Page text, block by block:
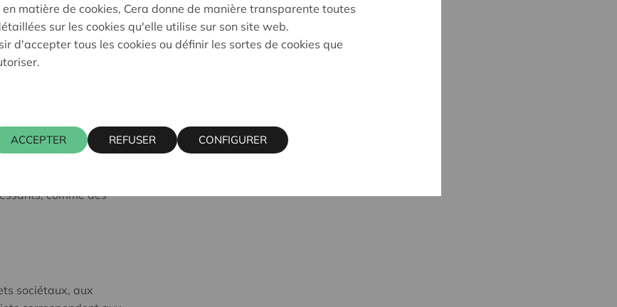
SA. Cet
futur de ce groupe.
indirect.
à tous ses
un dividende
comme des
sociétaux, aux
matière de cookies, Cera donne de manière transparente toutes
sur les cookies qu'elle utilise sur son site web.
d'accepter tous les cookies ou définir les sortes de cookies que
ACCEPTER REFUSER CONFIGURER